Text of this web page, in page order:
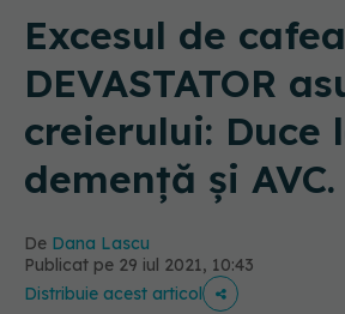
Excesul de
DEVASTATOR
creierului: Duce
demență și
De Dana Lascu
Publicat pe 29 iul 2021, 10:43
Distribuie acest articol